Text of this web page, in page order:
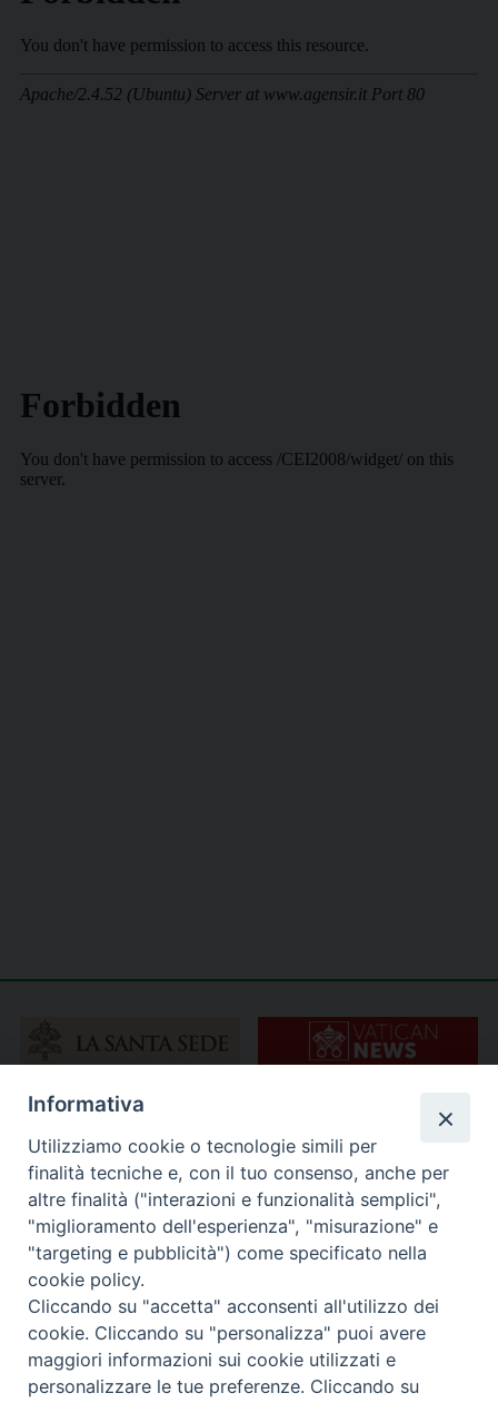
Informativa
Utilizziamo cookie o tecnologie simili per
finalità tecniche e, con il tuo consenso, anche per
altre finalità ("interazioni e funzionalità semplici",
"miglioramento dell'esperienza", "misurazione" e
"targeting e pubblicità") come specificato nella
cookie policy.
Cliccando su "accetta" acconsenti all'utilizzo dei
cookie. Cliccando su "personalizza" puoi avere
maggiori informazioni sui cookie utilizzati e
personalizzare le tue preferenze. Cliccando su